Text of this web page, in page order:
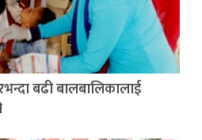
बढी बालबालिकालाई